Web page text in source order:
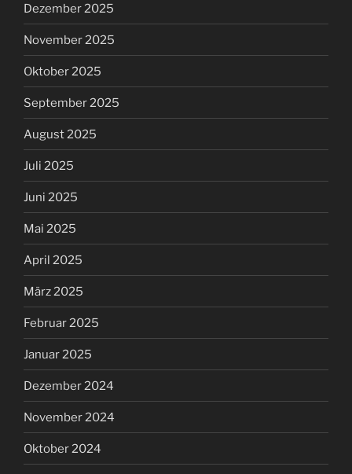
Dezember 2025
November 2025
Oktober 2025
September 2025
August 2025
Juli 2025
Juni 2025
Mai 2025
April 2025
März 2025
Februar 2025
Januar 2025
Dezember 2024
November 2024
Oktober 2024